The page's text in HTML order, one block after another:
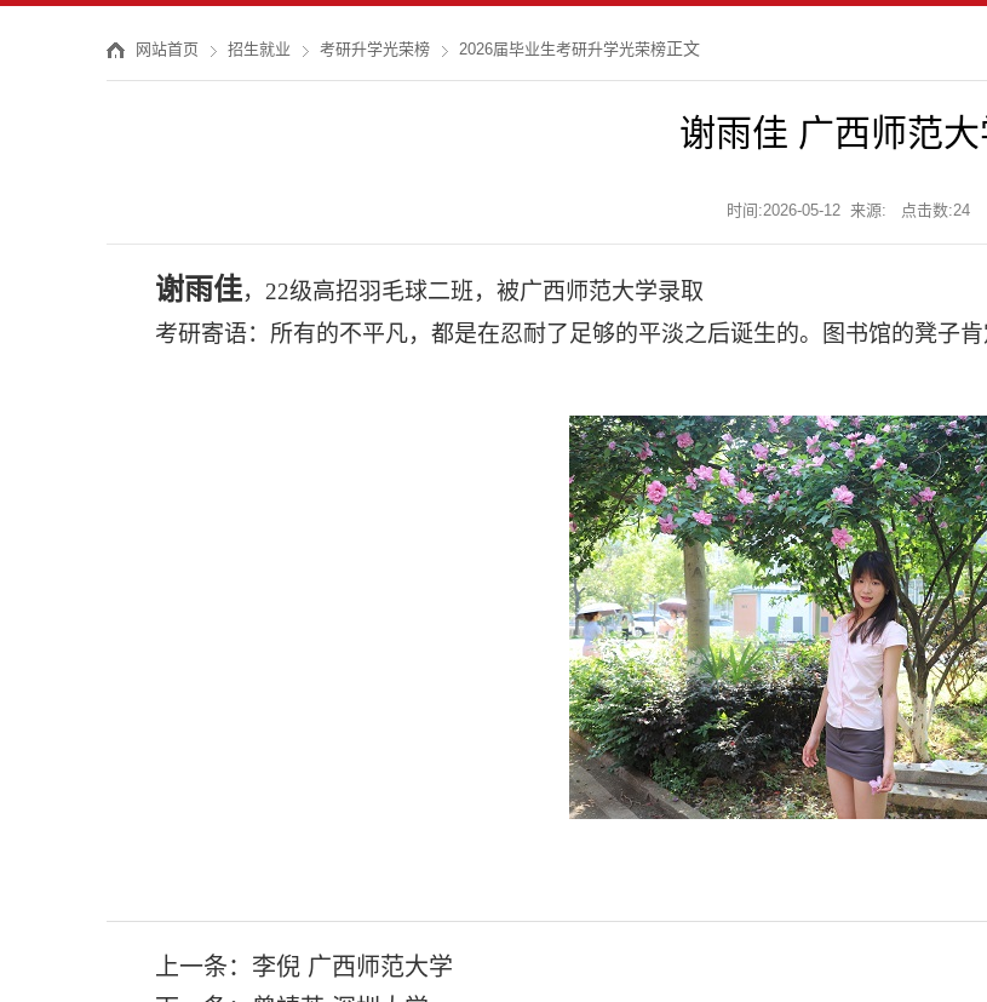
网站首页 招生就业 考研升学光荣榜 2026届毕业生考研升学光荣榜正文
谢雨佳 广西师范大
时间:2026-05-12 来源: 点击数:24
谢雨佳， 22级高招羽毛球二班，被广西师范大学录取
考研寄语：所有的不平凡，都是在忍耐了足够的平淡之后诞生的。图书馆的凳子
上一条： 李倪 广西师范大学